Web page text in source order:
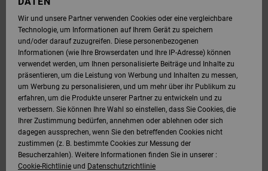
Wir und unsere Partner verwenden Cookies oder eine vergleichbare
Technologie, um Informationen auf Ihrem Gerät zu speichern
und/oder darauf zuzugreifen. Diese personenbezogenen
Informationen (wie Ihre Browserdaten und Ihre IP-Adresse) können
verwendet werden, um Ihnen personalisierte Beiträge und Inhalte zu
präsentieren, um die Leistung von Werbung und Inhalten zu messen,
um Werbung zu personalisieren, und um mehr über ihr Publikum zu
erfahren, um die Produkte unserer Partner zu entwickeln und zu
verbessern. Sie können Ihre Wahl so einstellen, dass Sie Cookies, die
Ihrer Zustimmung bedürfen, annehmen oder ablehnen oder sich
dagegen aussprechen, wenn Sie den betreffenden Cookies nicht
zustimmen (z. B. bestimmte Cookies zur Messung der
Besucherzahlen). Weitere Informationen finden Sie in unserer :
Cookie-Richtlinie und Datenschutzrichtlinie